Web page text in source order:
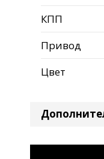
КПП
Привод
Цвет